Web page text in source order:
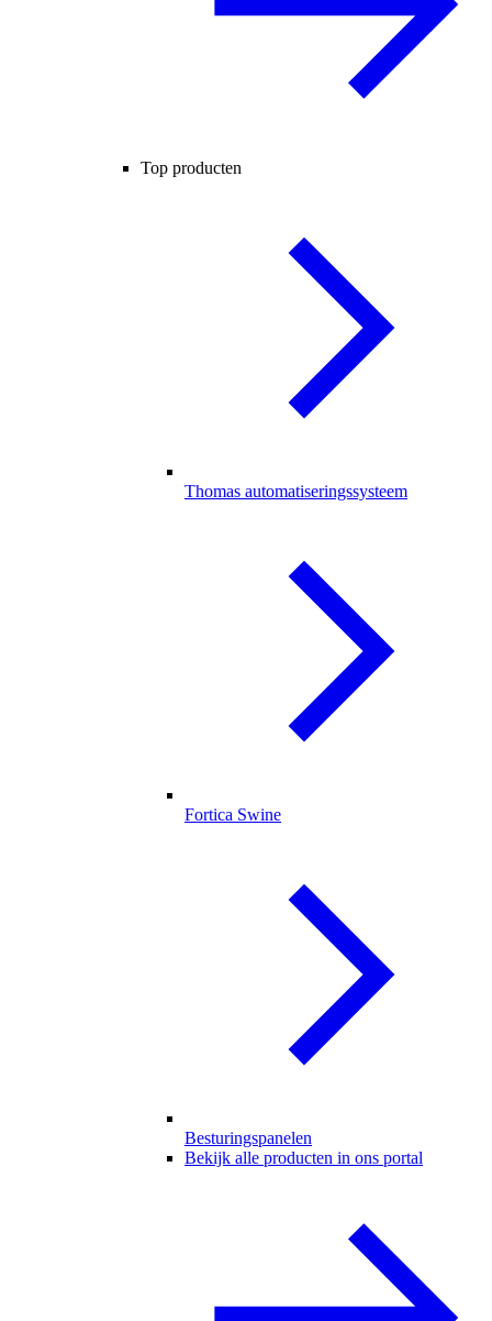
Top producten
Thomas automatiseringssysteem
Fortica Swine
Besturingspanelen
Bekijk alle producten in ons portal